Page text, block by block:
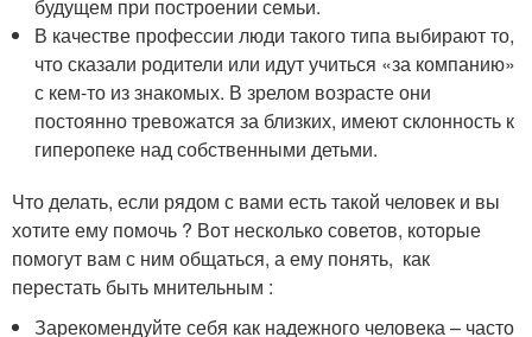
будущем при построении семьи.
В качестве профессии люди такого типа выбирают то,
что сказали родители или идут учиться «за компанию»
с кем-то из знакомых. В зрелом возрасте они
постоянно тревожатся за близких, имеют склонность к
гиперопеке над собственными детьми.
Что делать, если рядом с вами есть такой человек и вы
хотите ему помочь ? Вот несколько советов, которые
помогут вам с ним общаться, а ему понять, как
перестать быть мнительным :
Зарекомендуйте себя как надежного человека – часто